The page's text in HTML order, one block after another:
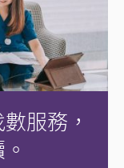
服務，